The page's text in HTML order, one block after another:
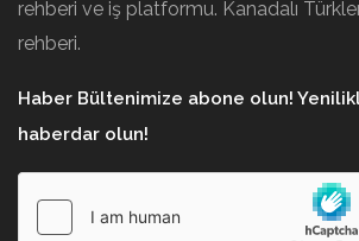
rehberi ve iş platformu. Kanadalı
rehberi.
Haber Bültenimize abone olun!
haberdar olun!